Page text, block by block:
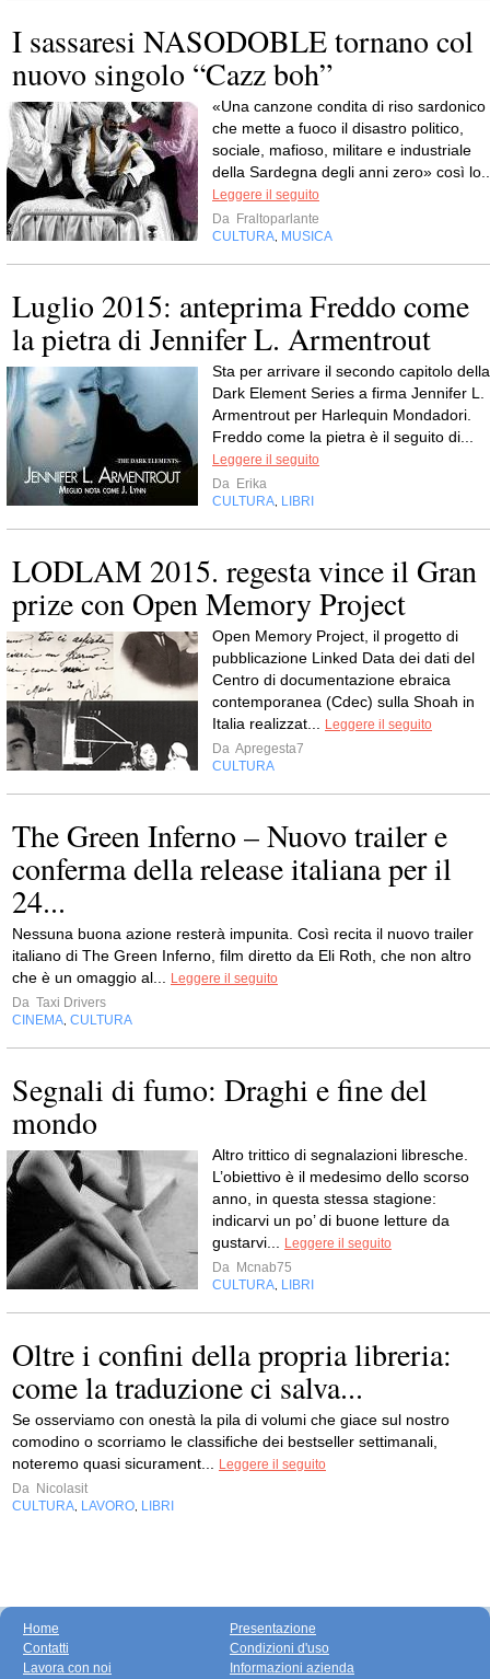
I sassaresi NASODOBLE tornano col
nuovo singolo “Cazz boh”
«Una canzone condita di riso sardonico
che mette a fuoco il disastro politico,
sociale, mafioso, militare e industriale
della Sardegna degli anni zero» così
Leggere il seguito
Da Fraltoparlante
CULTURA, MUSICA
Luglio 2015: anteprima Freddo come
la pietra di Jennifer L. Armentrout
Sta per arrivare il secondo capitolo della
Dark Element Series a firma Jennifer L.
Armentrout per Harlequin Mondadori.
Freddo come la pietra è il seguito di...
Leggere il seguito
Da Erika
CULTURA, LIBRI
LODLAM 2015. regesta vince il Gran
prize con Open Memory Project
Open Memory Project, il progetto di
pubblicazione Linked Data dei dati del
Centro di documentazione ebraica
contemporanea (Cdec) sulla Shoah in
Italia realizzat... Leggere il seguito
Da Apregesta7
CULTURA
The Green Inferno – Nuovo trailer e
conferma della release italiana per il
24...
Nessuna buona azione resterà impunita. Così recita il nuovo trailer
italiano di The Green Inferno, film diretto da Eli Roth, che non altro
che è un omaggio al... Leggere il seguito
Da Taxi Drivers
CINEMA, CULTURA
Segnali di fumo: Draghi e fine del
mondo
Altro trittico di segnalazioni libresche.
L’obiettivo è il medesimo dello scorso
anno, in questa stessa stagione:
indicarvi un po’ di buone letture da
gustarvi... Leggere il seguito
Da Mcnab75
CULTURA, LIBRI
Oltre i confini della propria libreria:
come la traduzione ci salva...
Se osserviamo con onestà la pila di volumi che giace sul nostro
comodino o scorriamo le classifiche dei bestseller settimanali,
noteremo quasi sicurament... Leggere il seguito
Da Nicolasit
CULTURA, LAVORO, LIBRI
Home
Contatti
Lavora con noi
Presentazione
Condizioni d'uso
Informazioni azienda